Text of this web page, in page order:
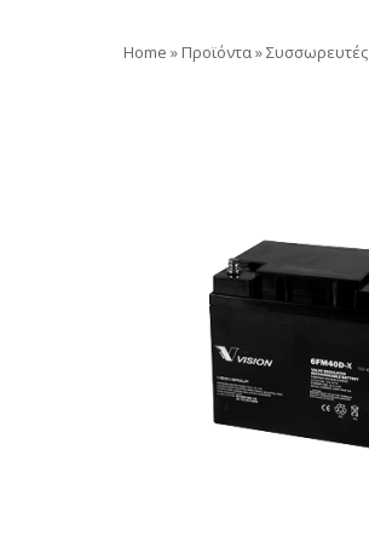
Home » Προϊόντα»Συσσωρευτές